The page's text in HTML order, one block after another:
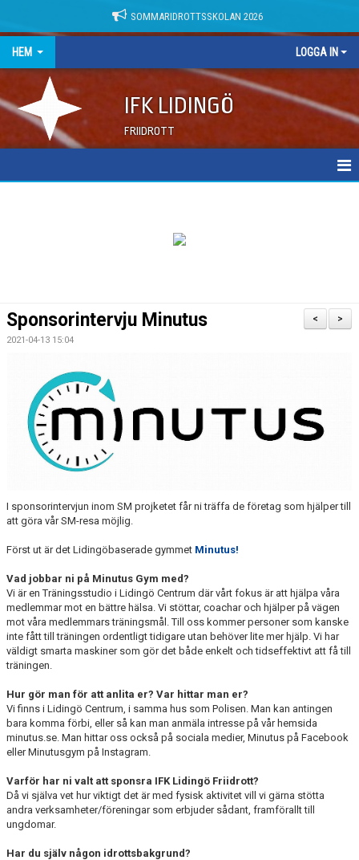
SOMMARIDROTTSSKOLAN 2026
HEM LOGGA IN
IFK LIDINGÖ
FRIIDROTT
>
<
Sponsorintervju Minutus
2021-04-13 15:04
I sponsorintervjun inom SM projketet får ni träffa de företag som hjälper till
att göra vår SM-resa möjlig.
Först ut är det Lidingöbaserade gymmet Minutus!
Vad jobbar ni på Minutus Gym med?
Vi är en Träningsstudio i Lidingö Centrum där vårt fokus är att hjälpa våra
medlemmar mot en bättre hälsa. Vi stöttar, coachar och hjälper på vägen
mot våra medlemmars träningsmål. Till oss kommer personer som kanske
inte fått till träningen ordentligt tidigare utan behöver lite mer hjälp. Vi har
väldigt smarta maskiner som gör det både enkelt och tidseffektivt att få till
träningen.
Hur gör man för att anlita er? Var hittar man er?
Vi finns i Lidingö Centrum, i samma hus som Polisen. Man kan antingen
bara komma förbi, eller så kan man anmäla intresse på vår hemsida
minutus.se. Man hittar oss också på sociala medier, Minutus på Facebook
eller Minutusgym på Instagram.
Varför har ni valt att sponsra IFK Lidingö Friidrott?
Då vi själva vet hur viktigt det är med fysisk aktivitet vill vi gärna stötta
andra verksamheter/föreningar som erbjuder sådant, framförallt till
ungdomar.
Har du själv någon idrottsbakgrund?